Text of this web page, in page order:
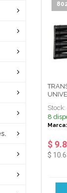
Stock:
8
$
$